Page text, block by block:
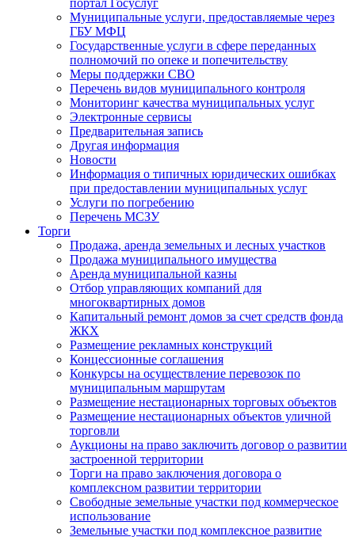
портал Госуслуг
Муниципальные услуги, предоставляемые через
ГБУ МФЦ
Государственные услуги в сфере переданных
полномочий по опеке и попечительству
Меры поддержки СВО
Перечень видов муниципального контроля
Мониторинг качества муниципальных услуг
Электронные сервисы
Предварительная запись
Другая информация
Новости
Информация о типичных юридических ошибках
при предоставлении муниципальных услуг
Услуги по погребению
Перечень МСЗУ
Торги
Продажа, аренда земельных и лесных участков
Продажа муниципального имущества
Аренда муниципальной казны
Отбор управляющих компаний для
многоквартирных домов
Капитальный ремонт домов за счет средств фонда
ЖКХ
Размещение рекламных конструкций
Концессионные соглашения
Конкурсы на осуществление перевозок по
муниципальным маршрутам
Размещение нестационарных торговых объектов
Размещение нестационарных объектов уличной
торговли
Аукционы на право заключить договор о развитии
застроенной территории
Торги на право заключения договора о
комплексном развитии территории
Свободные земельные участки под коммерческое
использование
Земельные участки под комплексное развитие